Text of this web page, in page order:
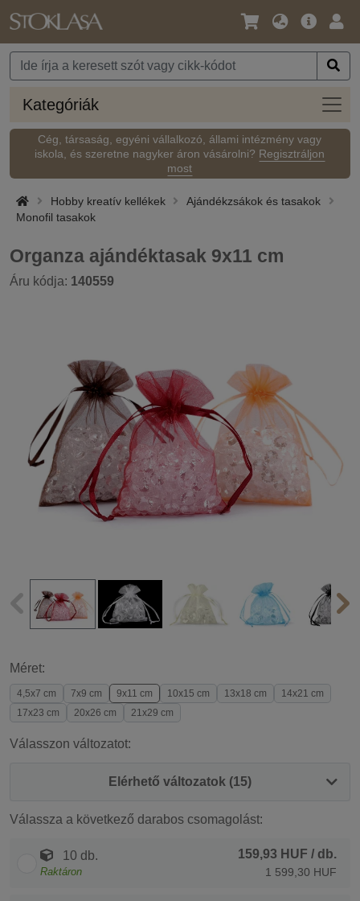
Nyelv
Pénznem
Fő
Kategóriák
Cég, társaság, egyéni vállalkozó, állami intézmény vagy
iskola, és szeretne nagyker áron vásárolni? Regisztráljon
most
Hobby kreatív kellékek
Ajándékzsákok és tasakok
Monofil tasakok
Organza ajándéktasak 9x11 cm
Áru kódja: 140559
Méret:
4,5x7 cm 7x9 cm 9x11 cm 10x15 cm 13x18 cm
14x21 cm
17x23 cm
20x26 cm 21x29 cm
Válasszon változatot:
Elérhető változatok (15)
Válassza a következő darabos csomagolást:
10 db.
Raktáron
159,93 HUF / db.
1 599,30 HUF